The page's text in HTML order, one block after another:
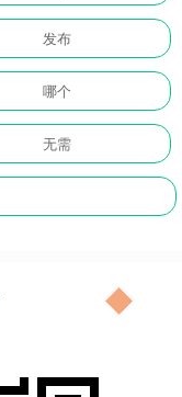
发布
哪个
无需